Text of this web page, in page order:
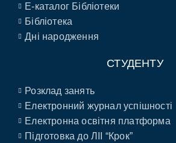
E-каталог Бібліотеки
Бібліотека
Дні народження
СТУДЕНТУ
Розклад занять
Електронний журнал успішності
Електронна освітня платформа
Підготовка до ЛІІ “Крок”